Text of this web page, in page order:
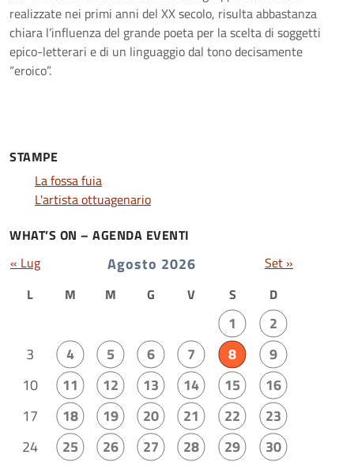
realizzate nei primi anni del XX secolo, risulta abbastanza
chiara l’influenza del grande poeta per la scelta di soggetti
epico-letterari e di un linguaggio dal tono decisamente
“eroico”.
STAMPE
La fossa fuia
L'artista ottuagenario
WHAT’S ON – AGENDA EVENTI
Agosto 2026
L M M G V S D
1
2
3
4 5 6 7 8
9
10
11 12 13 14 15
16
17
18 19 20 21 22
23
24
25 26 27 28 29
30
« Lug Set »